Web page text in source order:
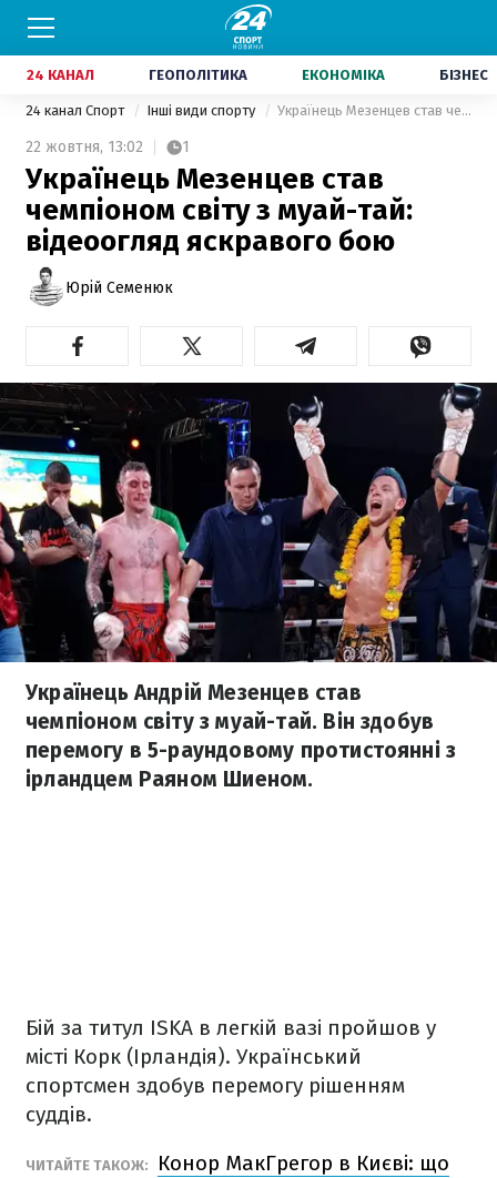
24 КАНАЛ ГЕОПОЛІТИКА ЕКОНОМІКА БІЗНЕС
24 канал Спорт Інші види спорту Українець Мезенцев став чемпіоном світу з муай-тай: відеоогляд яскравого бою
22 жовтня, 13:02 1
Українець Мезенцев став
чемпіоном світу з муай-тай:
відеоогляд яскравого бою
Юрій Семенюк
Українець Андрій Мезенцев став
чемпіоном світу з муай-тай. Він здобув
перемогу в 5-раундовому протистоянні з
ірландцем Раяном Шиеном.
Бій за титул ISKA в легкій вазі пройшов у
місті Корк (Ірландія). Український
спортсмен здобув перемогу рішенням
суддів.
ЧИТАЙТЕ ТАКОЖ:
Конор МакГрегор в Києві: що